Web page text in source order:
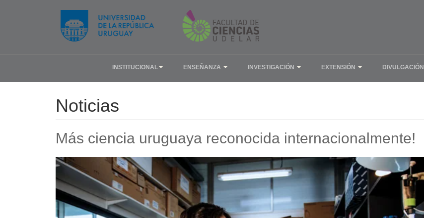
INSTITUCIONAL ENSEÑANZA INVESTIGACIÓN EXTENSIÓN DIVULGACIÓN
Noticias
Más ciencia uruguaya reconocida internacionalmente!